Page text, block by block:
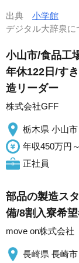
出典 小学館
デジタル大辞泉
小山市/食品工
年休122日/す
造リーダー
株式会社GFF
栃木県 小山市
年収450万円
正社員
部品の製造ス
備/8割入寮希
move on株式会社
長崎県 長崎市